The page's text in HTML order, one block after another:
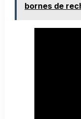
bornes de